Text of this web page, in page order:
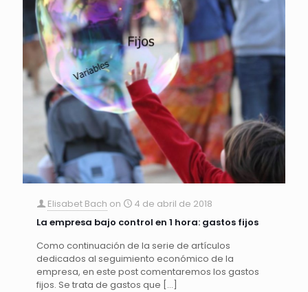
Elisabet Bach on
4 de abril de 2018
La empresa bajo control en 1 hora: gastos fijos
Como continuación de la serie de artículos
dedicados al seguimiento económico de la
empresa, en este post comentaremos los gastos
fijos. Se trata de gastos que […]